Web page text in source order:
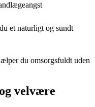
et naturligt og sundt
du omsorgsfuldt uden
velvære